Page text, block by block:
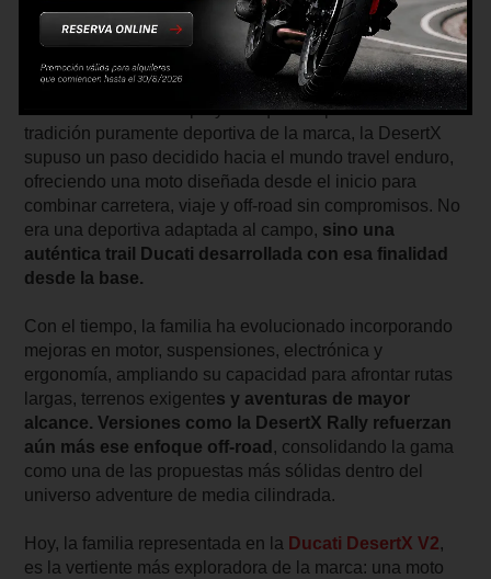
raids africanos, reinterpretados con tecnología actual y
una parte ciclo pensada para el uso real fuera del
asfalto.
Presentada como un proyecto que rompía con la
tradición puramente deportiva de la marca, la DesertX
supuso un paso decidido hacia el mundo travel enduro,
ofreciendo una moto diseñada desde el inicio para
combinar carretera, viaje y off-road sin compromisos. No
era una deportiva adaptada al campo, sino una
auténtica trail Ducati desarrollada con esa finalidad
desde la base.
Con el tiempo, la familia ha evolucionado incorporando
mejoras en motor, suspensiones, electrónica y
ergonomía, ampliando su capacidad para afrontar rutas
largas, terrenos exigentes y aventuras de mayor
alcance. Versiones como la DesertX Rally refuerzan
aún más ese enfoque off-road , consolidando la gama
como una de las propuestas más sólidas dentro del
universo adventure de media cilindrada.
Hoy, la familia representada en la Ducati DesertX V2,
es la vertiente más exploradora de la marca: una moto